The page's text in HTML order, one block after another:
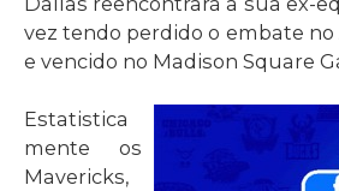
vez tendo perdido o embate
e vencido no Madison Square
Estatistica
mente os
Mavericks,